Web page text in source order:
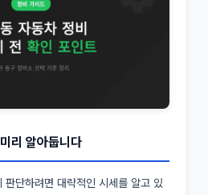
리 알아둡니다
판단하려면 대략적인 시세를 알고 있